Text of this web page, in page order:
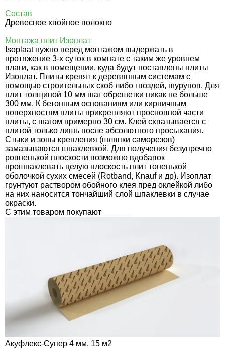
Состав
Древесное хвойное волокно
Монтажа плит Изоплат
Isoplaat нужно перед монтажом выдержать в
протяжение 3-х суток в комнате с таким же уровнем
влаги, как в помещении, куда будут поставлены плиты
Изоплат. Плиты крепят к деревянным системам с
помощью строительных скоб либо гвоздей, шурупов. Для
плит толщиной 10 мм шаг обрешетки никак не больше
300 мм. К бетонным основаниям или кирпичным
поверхностям плиты прикрепляют просновной части
плиты, с шагом примерно 30 см. Клей схватывается с
плитой только лишь после абсолютного просыхания.
Стыки и зоны крепления (шляпки саморезов)
замазываются шпаклевкой. Для получения безупречно
ровненькой плоскости возможно вдобавок
прошпаклевать целую плоскость плит тоненькой
оболочкой сухих смесей (Rotband, Knauf и др). Изоплат
грунтуют раствором обойного клея пред оклейкой либо
на них наносится тончайший слой шпаклевки в случае
окраски.
C этим товаром покупают
Акуфлекс-Супер 4 мм, 15 м2